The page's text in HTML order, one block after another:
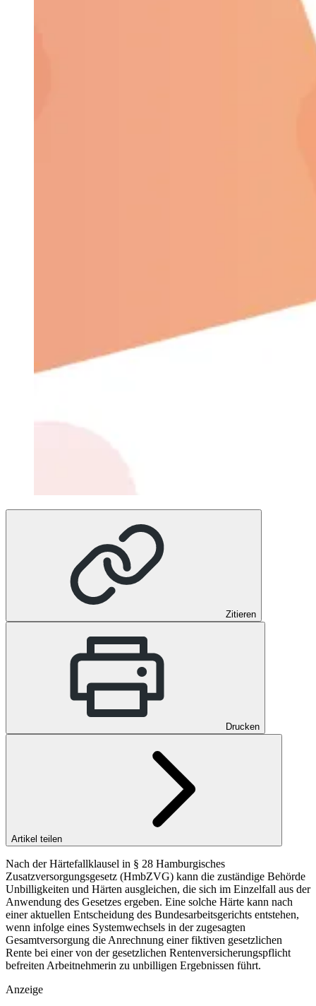
Zitieren
Drucken
Artikel teilen
Nach der Härtefallklausel in § 28 Hamburgisches
Zusatzversorgungsgesetz (HmbZVG) kann die zuständige Behörde
Unbilligkeiten und Härten ausgleichen, die sich im Einzelfall aus der
Anwendung des Gesetzes ergeben. Eine solche Härte kann nach
einer aktuellen Entscheidung des Bundesarbeitsgerichts entstehen,
wenn infolge eines Systemwechsels in der zugesagten
Gesamtversorgung die Anrechnung einer fiktiven gesetzlichen
Rente bei einer von der gesetzlichen Rentenversicherungspflicht
befreiten Arbeitnehmerin zu unbilligen Ergebnissen führt.
Anzeige